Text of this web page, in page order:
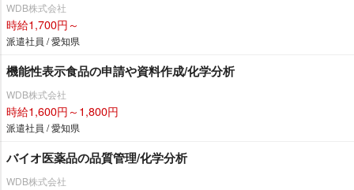
WDB株式会社
時給1,700円～
派遣社員 / 愛知県
機能性表示食品の申請や資料作成/化学分析
WDB株式会社
時給1,600円～1,800円
派遣社員 / 愛知県
バイオ医薬品の品質管理/化学分析
WDB株式会社